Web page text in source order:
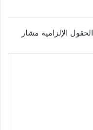
الحقول الإلزامية مشار